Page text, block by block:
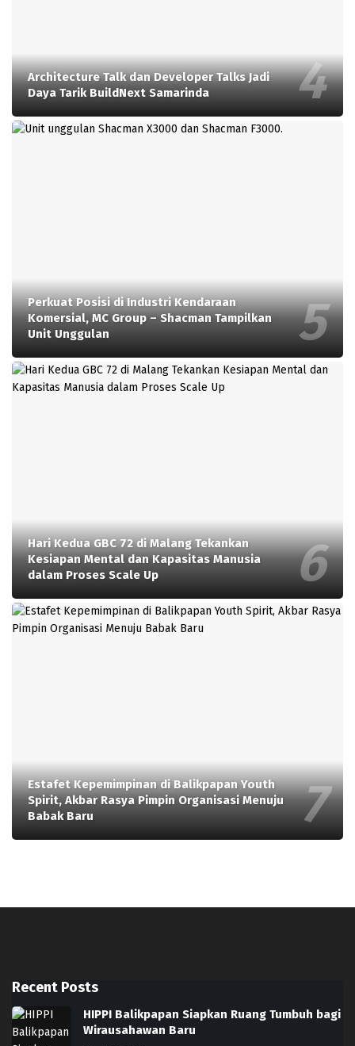
Architecture Talk dan Developer Talks Jadi
Daya Tarik BuildNext Samarinda
Perkuat Posisi di Industri Kendaraan
Komersial, MC Group – Shacman Tampilkan
Unit Unggulan
Hari Kedua GBC 72 di Malang Tekankan
Kesiapan Mental dan Kapasitas Manusia
dalam Proses Scale Up
Estafet Kepemimpinan di Balikpapan Youth
Spirit, Akbar Rasya Pimpin Organisasi Menuju
Babak Baru
Recent Posts
HIPPI Balikpapan Siapkan Ruang Tumbuh bagi
Wirausahawan Baru